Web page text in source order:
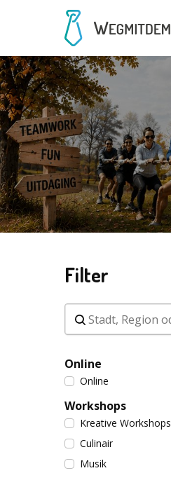
Filter
Online
Online
Workshops
Kreative Workshops
Culinair
Musik